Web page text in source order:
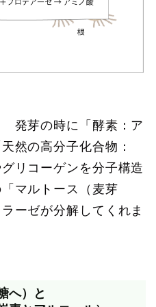
発芽の時に「酵素：ア
然の高分子化合物：
リコーゲンを分子構造
マルトース（麦芽
ーゼが分解してくれま
へ）と